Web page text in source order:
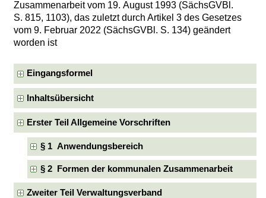
Zusammenarbeit vom 19. August 1993 (SächsGVBl.
S. 815, 1103), das zuletzt durch Artikel 3 des Gesetzes
vom 9. Februar 2022 (SächsGVBl. S. 134) geändert
worden ist
Eingangsformel
Inhaltsübersicht
Erster Teil Allgemeine Vorschriften
§ 1 Anwendungsbereich
§ 2 Formen der kommunalen Zusammenarbeit
Zweiter Teil Verwaltungsverband